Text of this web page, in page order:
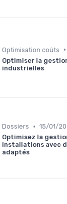
Optimisation coûts •
Optimiser la
industrielles
Dossiers • 15/01/
Optimisez la
installations avec
adaptés